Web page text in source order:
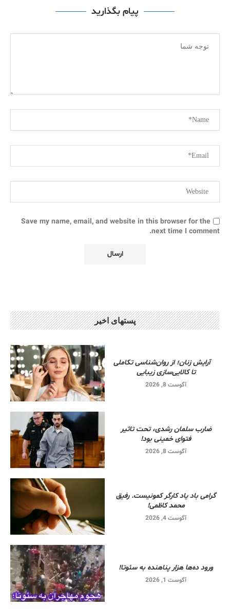
پیام بگذارید
Save my name, email, and website in this browser for the
next time I comment.
پستهای اخیر
آرایش زنان؛ از روان‌شناسی تکاملی
تا کالایی‌سازی زیبایی
آگوست 8, 2026
ضارب سلمان رشدی، تحت تاثیر
فتوای خمینی بود!
آگوست 8, 2026
گرامی باد یاد کارگر کمونیست. رفیق
محمد کاظمی!
آگوست 4, 2026
ورود ده‌ها هزار پناهنده به سئوتا!
آگوست 1, 2026